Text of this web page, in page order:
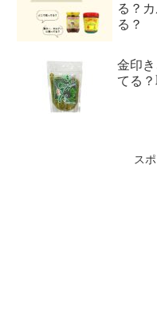
る？
る？
金印
てる
ス